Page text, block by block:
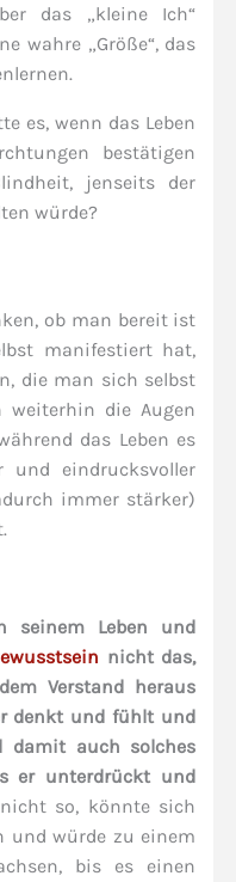
das „kleine Ich“
wahre „Größe“, das
es, wenn das Leben
bestätigen
jenseits der
würde?
ob man bereit ist
manifestiert hat,
die man sich selbst
die Augen
das Leben es
und eindrucksvoller
immer stärker)
seinem Leben und
nicht das,
Verstand heraus
denkt und fühlt und
auch solches
er unterdrückt und
so, könnte sich
und würde zu einem
bis es einen